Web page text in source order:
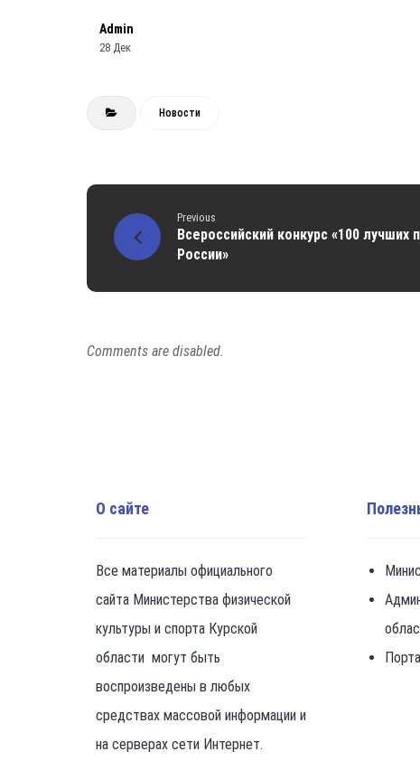
Admin
28 Дек
Новости
Previous
Всероссийский конкурс «100 лучших
России»
Comments are disabled.
О сайте
Все материалы официального
сайта Министерства физической
культуры и спорта Курской
области могут быть
воспроизведены в любых
средствах массовой информации и
на серверах сети Интернет.